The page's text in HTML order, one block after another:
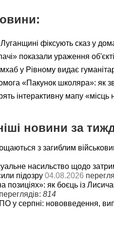
фіксують сказ у
показали ураження
у Рівному видає
«Пакунок школяра»: як
інтерактивну мапу
новини за
з загиблим
насильство щодо
підозру 04.08.2026
як боєць із
переглядів: 814
у серпні: нововведення,